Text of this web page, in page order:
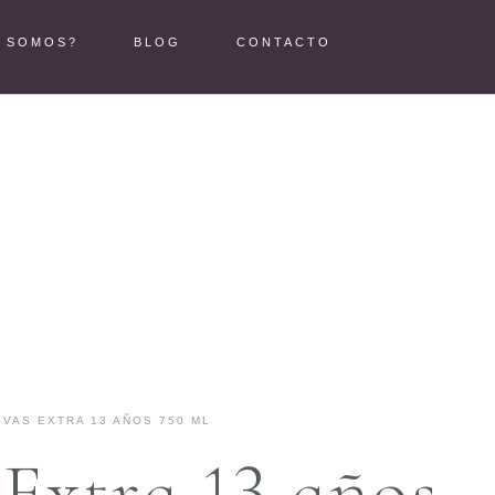
BLOG CONTACTO
EXTRA 13 AÑOS 750 ML